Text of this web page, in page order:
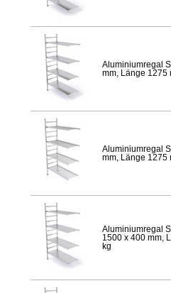
Aluminiumregal
mm, Länge 1275
Aluminiumregal
mm, Länge 1275
Aluminiumregal
1500 x 400 mm,
kg